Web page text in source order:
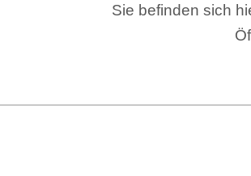
Sie befinden sich